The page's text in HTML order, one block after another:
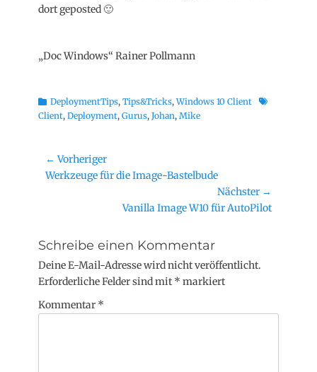
dort geposted 🙂
„Doc Windows“ Rainer Pollmann
Kategorien
DeploymentTips, Tips&Tricks,Windows 10 Client
Schlagworte
Client, Deployment, Gurus, Johan, Mike
Beitragsnavigation
← Vorheriger
Vorheriger
Werkzeuge für die Image-Bastelbude
Nächster →
Vanilla Image W10 für AutoPilot
Schreibe einen Kommentar
Deine E-Mail-Adresse wird nicht veröffentlicht.
Erforderliche Felder sind mit * markiert
Kommentar *